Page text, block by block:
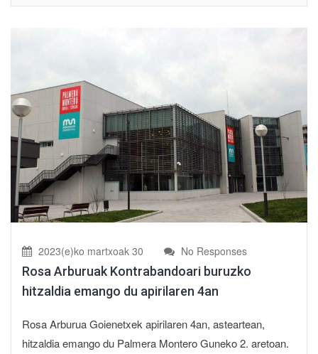
2023(e)ko martxoak 30 No Responses
Rosa Arburuak Kontrabandoari buruzko
hitzaldia emango du apirilaren 4an
Rosa Arburua Goienetxek apirilaren 4an, asteartean,
hitzaldia emango du Palmera Montero Guneko 2. aretoan.